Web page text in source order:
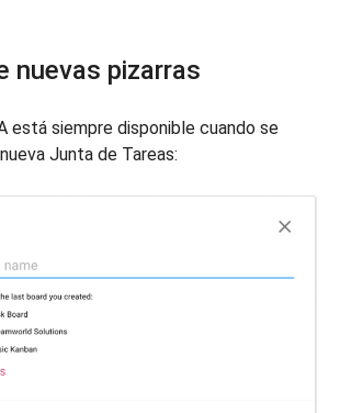
nuevas pizarras
está siempre disponible cuando se
Junta de Tareas: